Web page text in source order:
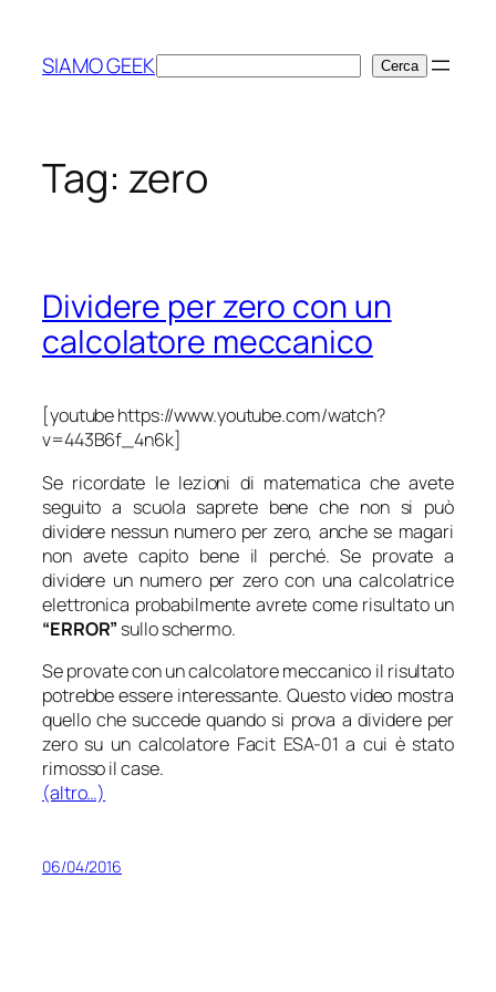
contenuto
SIAMO GEEKCerca Cerca
Tag: zero
Dividere per zero con un
calcolatore meccanico
[youtube https://www.youtube.com/watch?
v=443B6f_4n6k]
Se ricordate le lezioni di matematica che avete
seguito a scuola saprete bene che non si può
dividere nessun numero per zero, anche se magari
non avete capito bene il perché. Se provate a
dividere un numero per zero con una calcolatrice
elettronica probabilmente avrete come risultato un
“ERROR” sullo schermo.
Se provate con un calcolatore meccanico il risultato
potrebbe essere interessante. Questo video mostra
quello che succede quando si prova a dividere per
zero su un calcolatore Facit ESA-01 a cui è stato
rimosso il case.
(altro…)
06/04/2016